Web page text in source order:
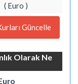
( Euro )
Güncelle
Olarak Ne